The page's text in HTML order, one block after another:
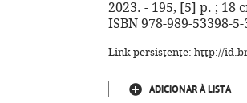
2023. - 195, [5] p. ; 18
ISBN 978-989-53398-5-
Link persistente: http://
ADICIONAR À LISTA